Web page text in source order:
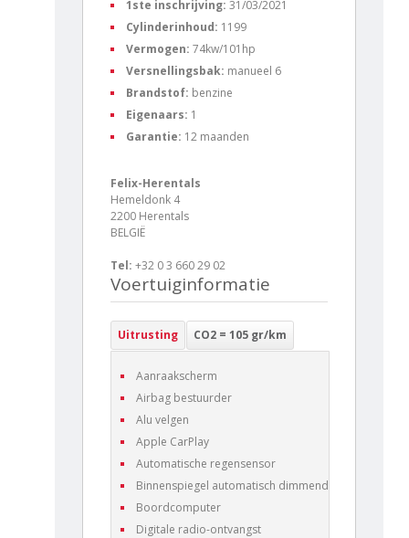
1ste inschrijving: 31/03/2021
Cylinderinhoud: 1199
Vermogen: 74kw/101hp
Versnellingsbak: manueel 6
Brandstof: benzine
Eigenaars: 1
Garantie: 12 maanden
Felix-Herentals
Hemeldonk 4
2200 Herentals
BELGIË
Tel: +32 0 3 660 29 02
Voertuiginformatie
Uitrusting CO2 = 105 gr/km
Aanraakscherm
Airbag bestuurder
Alu velgen
Apple CarPlay
Automatische regensensor
Binnenspiegel automatisch dimmend
Boordcomputer
Digitale radio-ontvangst